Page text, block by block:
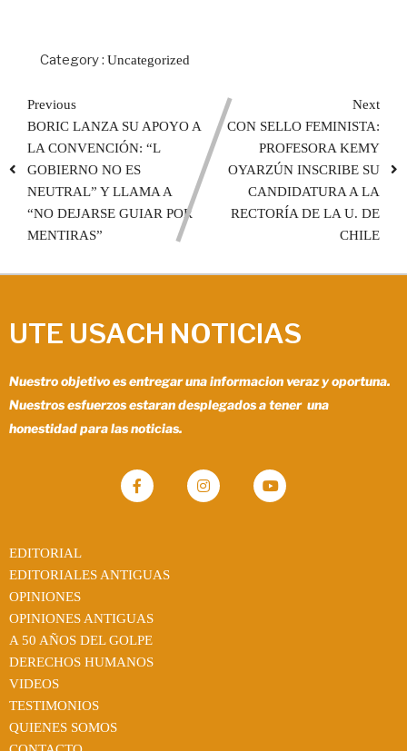
Category : Uncategorized
Previous
BORIC LANZA SU APOYO A
LA CONVENCIÓN: “L
GOBIERNO NO ES
NEUTRAL” Y LLAMA A
“NO DEJARSE GUIAR POR
MENTIRAS”
Next
CON SELLO FEMINISTA:
PROFESORA KEMY
OYARZÚN INSCRIBE SU
CANDIDATURA A LA
RECTORÍA DE LA U. DE
CHILE
UTE USACH NOTICIAS
Nuestro objetivo es entregar una informacion veraz y oportuna.
Nuestros esfuerzos estaran desplegados a tener una
honestidad para las noticias.
EDITORIAL
EDITORIALES ANTIGUAS
OPINIONES
OPINIONES ANTIGUAS
A 50 AÑOS DEL GOLPE
DERECHOS HUMANOS
VIDEOS
TESTIMONIOS
QUIENES SOMOS